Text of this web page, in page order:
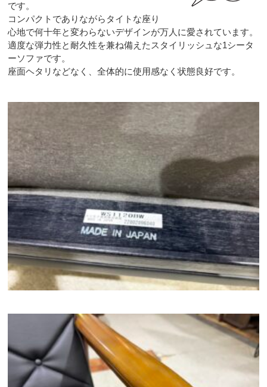
です。
コンパクトでありながらタイトな座り
心地で何十年と変わらないデザインが万人に愛されています。
適度な弾力性と耐久性を兼ね備えたスタイリッシュな1シータ
ーソファです。
座面ヘタリなどなく、全体的に使用感なく状態良好です。